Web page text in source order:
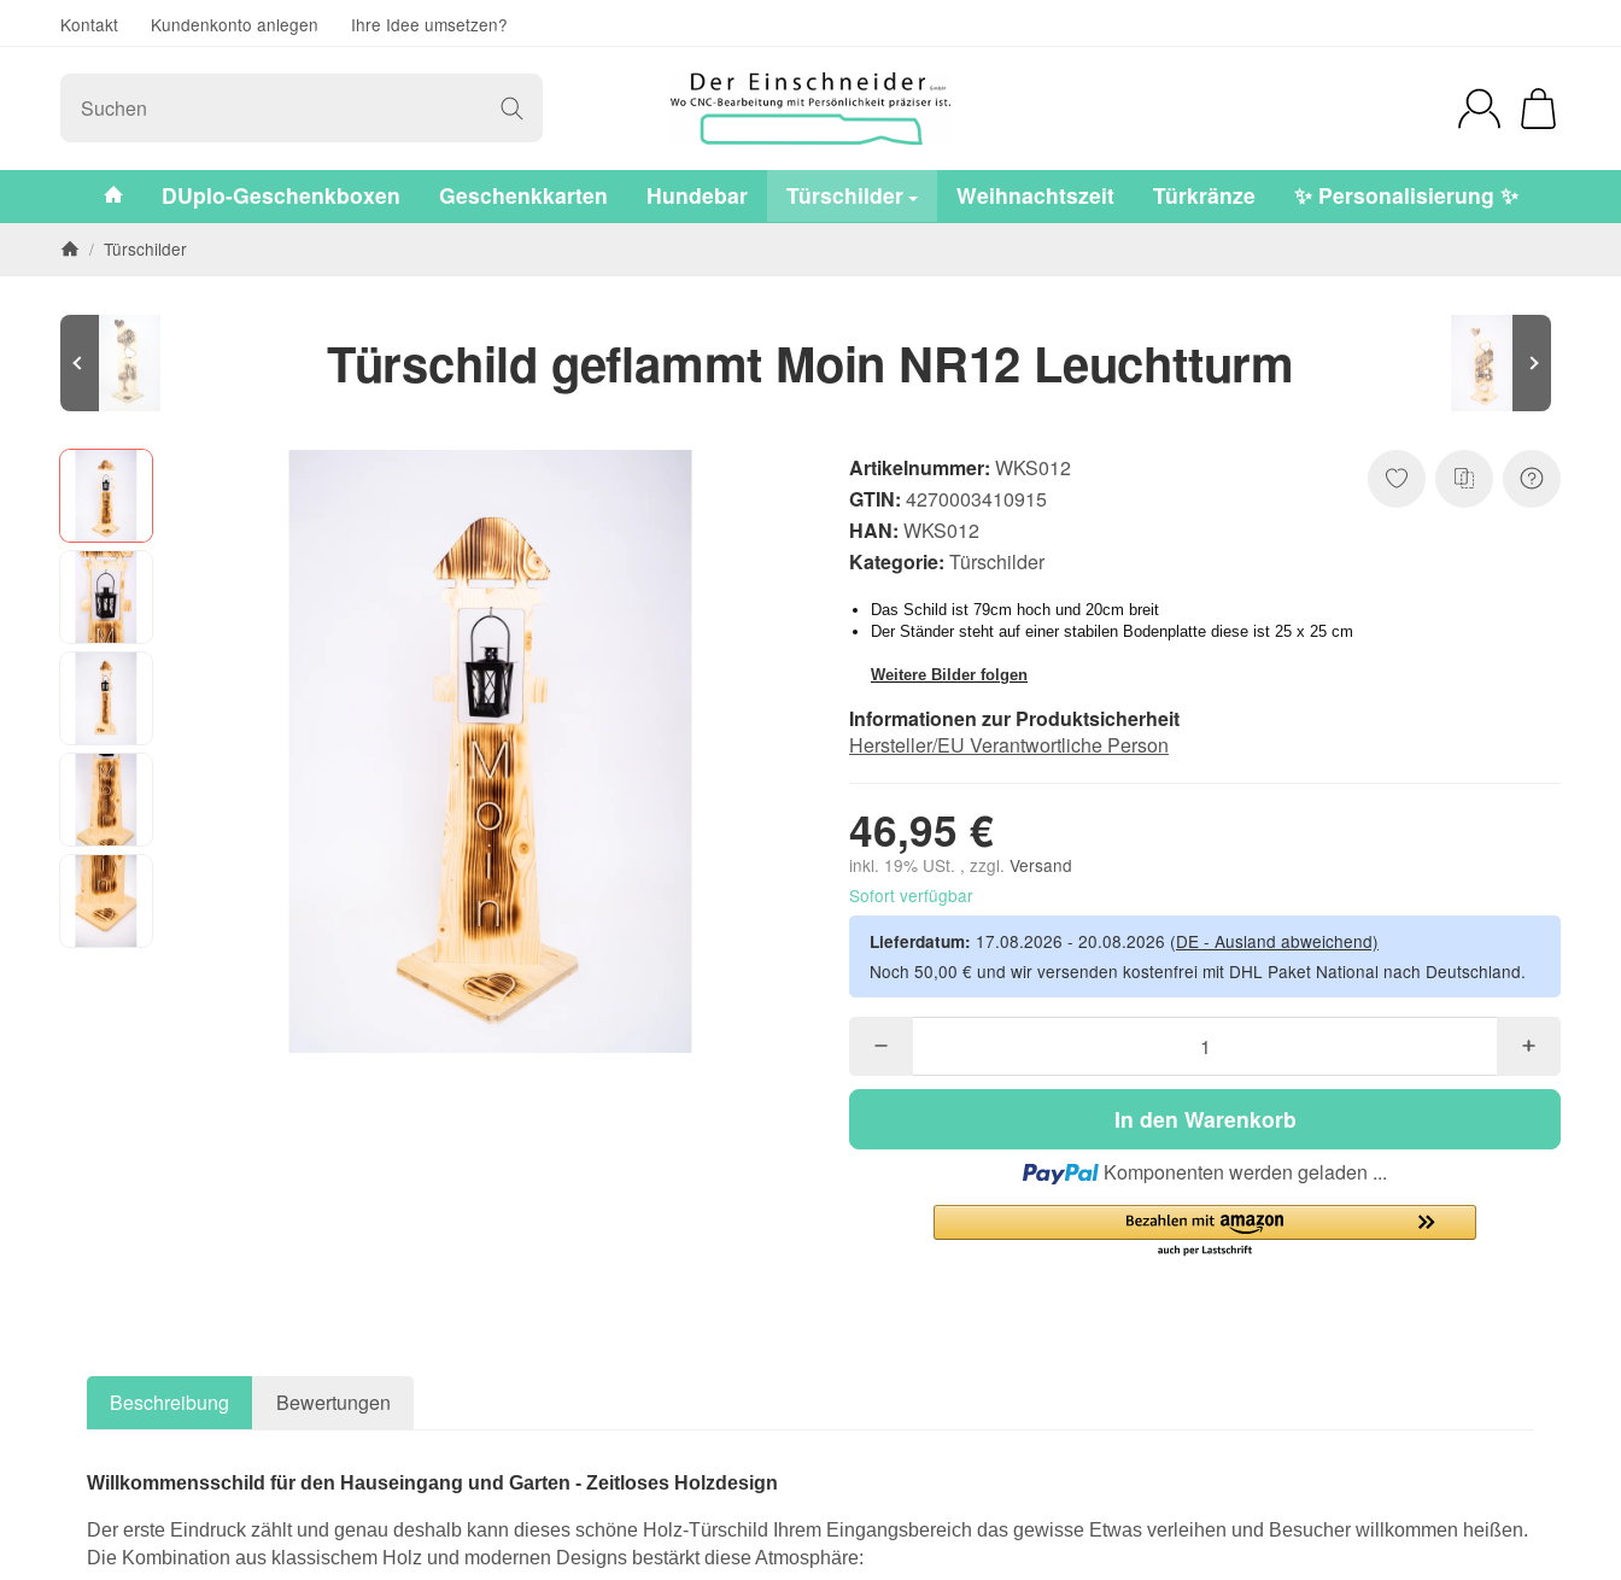
Kontakt Kundenkonto anlegen Ihre Idee umsetzen?
#custom.linkHome#
DUplo-Geschenkboxen Geschenkkarten Hundebar Türschilder Weihnachtszeit Türkränze ✨ Personalisierung ✨
/ Türschilder
Türschild geflammt Moin NR12 Leuchtturm
Artikelnummer: WKS012
GTIN: 4270003410915
HAN: WKS012
Kategorie: Türschilder
Das Schild ist 79cm hoch und 20cm breit
Der Ständer steht auf einer stabilen Bodenplatte diese ist 25 x 25 cm
Weitere Bilder folgen
Informationen zur Produktsicherheit
Hersteller/EU Verantwortliche Person
46,95 €
inkl. 19% USt. , zzgl. Versand
Sofort verfügbar
Lieferdatum: 17.08.2026 - 20.08.2026 (DE - Ausland abweichend)
Noch 50,00 € und wir versenden kostenfrei mit DHL Paket National nach Deutschland.
In den Warenkorb
Loading...
Komponenten werden geladen ...
Beschreibung Bewertungen
Willkommensschild für den Hauseingang und Garten - Zeitloses Holzdesign
Der erste Eindruck zählt und genau deshalb kann dieses schöne Holz-Türschild Ihrem Eingangsbereich das gewisse Etwas verleihen und Besucher willkommen heißen.
Die Kombination aus klassischem Holz und modernen Designs bestärkt diese Atmosphäre: